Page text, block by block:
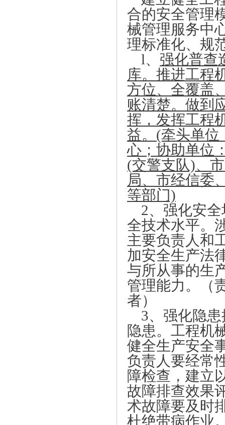
合的安全管理
械管理服务中
理标准化、规
l、 强化普查
库。推进工程
方位、全覆盖
账清楚。做到
挥，发挥工程
益。(牵头单位
心；协助单位
(交警支队)、
局、市经信委
等部门)
2、强化安
全技术水平。
主要负责人和
加安全生产法
与所从事的生
管理能力。（
者）
3、强化隐
隐患。工程机
健全生产安全
负责人要经常
障检查，建立
故障排查效果
术故障要及时
杜绝带病作业